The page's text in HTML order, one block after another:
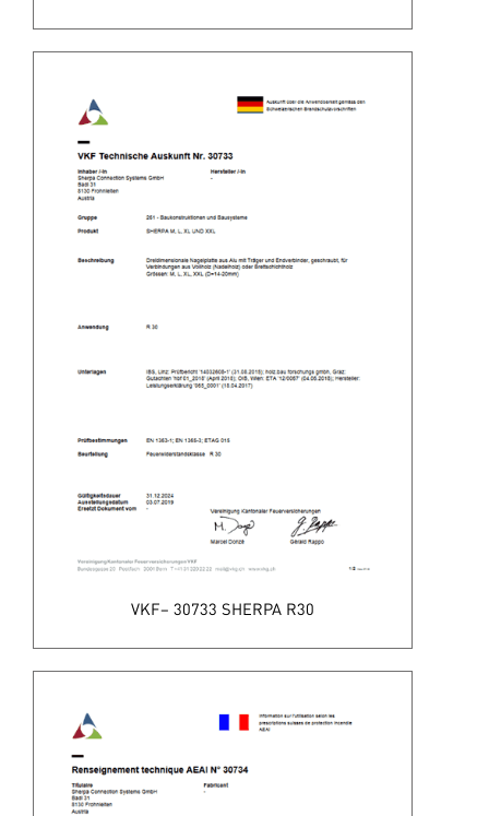
VKF– 30733 SHERPA R30